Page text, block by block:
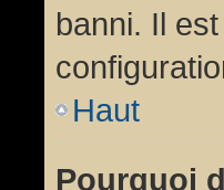
banni. Il
Haut
Pourquoi